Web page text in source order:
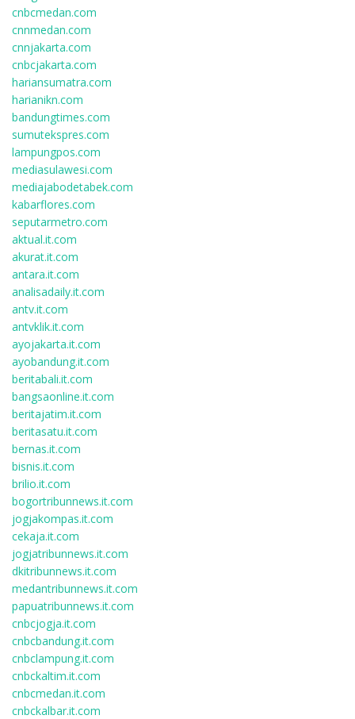
cnbcmedan.com
cnnmedan.com
cnnjakarta.com
cnbcjakarta.com
hariansumatra.com
harianikn.com
bandungtimes.com
sumutekspres.com
lampungpos.com
mediasulawesi.com
mediajabodetabek.com
kabarflores.com
seputarmetro.com
aktual.it.com
akurat.it.com
antara.it.com
analisadaily.it.com
antv.it.com
antvklik.it.com
ayojakarta.it.com
ayobandung.it.com
beritabali.it.com
bangsaonline.it.com
beritajatim.it.com
beritasatu.it.com
bernas.it.com
bisnis.it.com
brilio.it.com
bogortribunnews.it.com
jogjakompas.it.com
cekaja.it.com
jogjatribunnews.it.com
dkitribunnews.it.com
medantribunnews.it.com
papuatribunnews.it.com
cnbcjogja.it.com
cnbcbandung.it.com
cnbclampung.it.com
cnbckaltim.it.com
cnbcmedan.it.com
cnbckalbar.it.com